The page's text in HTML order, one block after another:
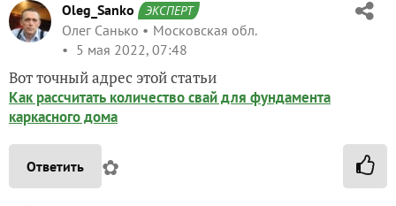
Oleg_Sanko ЭКСПЕРТ
Олег Санько
Московская обл.
5 мая 2022, 07:48
Вот точный адрес этой статьи
Как рассчитать количество свай для фундамента
каркасного дома
Ответить ✿